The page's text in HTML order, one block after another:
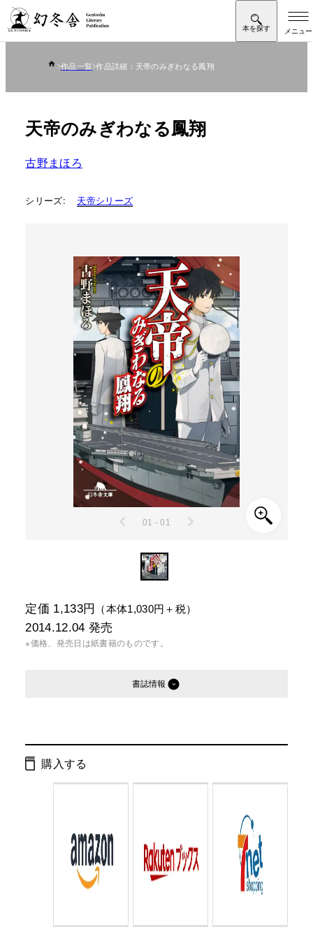
作品一覧 作品詳細：天帝のみぎわなる鳳翔
天帝のみぎわなる鳳翔
古野まほろ
シリーズ: 天帝シリーズ
01 - 01
定価 1,133円 （本体1,030円＋税）
2014.12.04 発売
※価格、発売日は紙書籍のものです。
書誌情報
ISBN： 9784344422858
判型：
購入する